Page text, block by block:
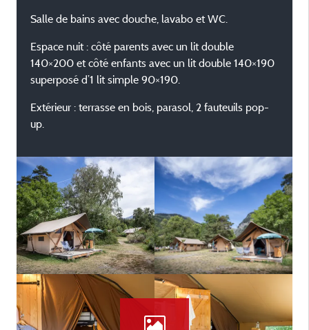
Salle de bains avec douche, lavabo et WC.
Espace nuit : côté parents avec un lit double
140×200 et côté enfants avec un lit double 140×190
superposé d’1 lit simple 90×190.
Extérieur : terrasse en bois, parasol, 2 fauteuils pop-
up.